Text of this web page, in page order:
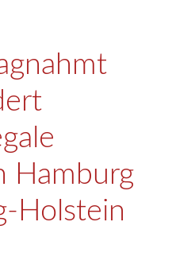
Hamburg
Holstein